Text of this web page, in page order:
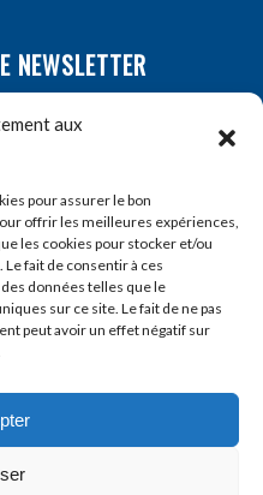
aux
pour assurer le bon
offrir les meilleures expériences,
les cookies pour stocker et/ou
fait de consentir à ces
données telles que le
sur ce site. Le fait de ne pas
peut avoir un effet négatif sur
NEWSLETTER